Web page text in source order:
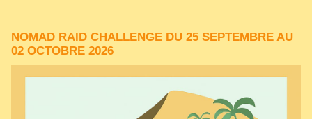
NOMAD RAID CHALLENGE DU 25 SEPTEMBRE AU
02 OCTOBRE 2026